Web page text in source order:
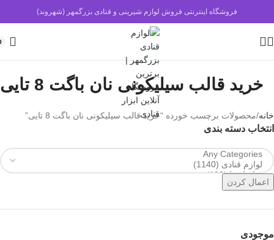
فروشگاه اینترنتی فروش لوازم شیرینی و قنادی بزرگمهر (شهروند)
خرید قالب سیلیکونی نان باگت 8 تایی
خانه محصولات برچسب خورده “خرید قالب سیلیکونی نان باگت 8 تایی”
انتخاب دسته بندی
اعمال کردن
موجودی